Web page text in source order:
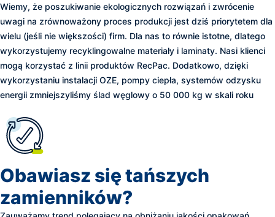
Wiemy, że poszukiwanie ekologicznych rozwiązań i zwrócenie
uwagi na zrównoważony proces produkcji jest dziś priorytetem dla
wielu (jeśli nie większości) firm. Dla nas to równie istotne, dlatego
wykorzystujemy recyklingowalne materiały i laminaty. Nasi klienci
mogą korzystać z linii produktów RecPac. Dodatkowo, dzięki
wykorzystaniu instalacji OZE, pompy ciepła, systemów odzysku
energii zmniejszyliśmy ślad węglowy o 50 000 kg w skali roku
Obawiasz się tańszych
zamienników?